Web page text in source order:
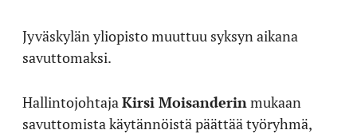
Jyväskylän yliopisto muuttuu syksyn aikana
savuttomaksi.
Hallintojohtaja Kirsi Moisanderin mukaan
savuttomista käytännöistä päättää työryhmä,